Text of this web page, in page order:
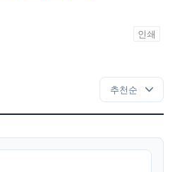
인쇄